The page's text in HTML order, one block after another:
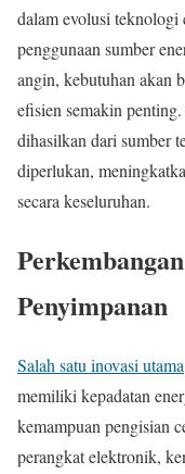
dalam evolusi teknologi
penggunaan sumber
angin, kebutuhan akan
efisien semakin
dihasilkan dari sumber
diperlukan,
secara keseluruhan.
Penyimpanan
Salah satu inovasi utama
memiliki kepadatan
kemampuan pengisian
perangkat elektronik,